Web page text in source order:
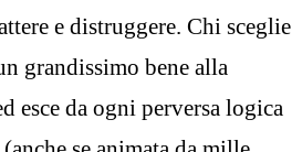
e distruggere. Chi sceglie
grandissimo bene alla
esce da ogni perversa logica